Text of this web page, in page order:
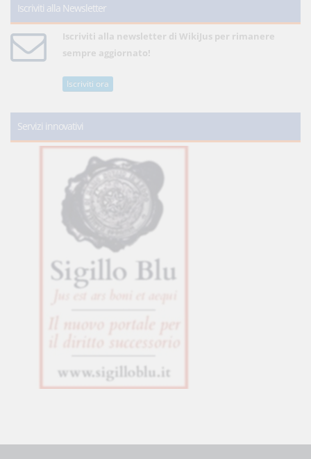
Iscriviti alla Newsletter
Iscriviti alla newsletter di WikiJus per rimanere
sempre aggiornato!
Iscriviti ora
Servizi innovativi